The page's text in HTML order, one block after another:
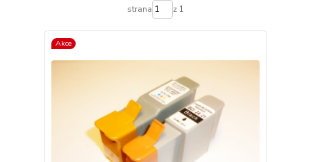
strana z 1
Akce